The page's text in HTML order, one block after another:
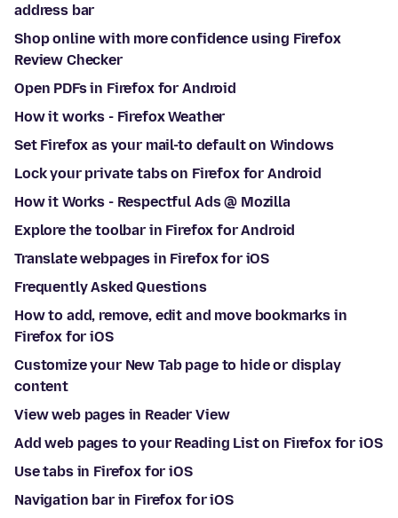
address bar
Shop online with more confidence using Firefox
Review Checker
Open PDFs in Firefox for Android
How it works - Firefox Weather
Set Firefox as your mail-to default on Windows
Lock your private tabs on Firefox for Android
How it Works - Respectful Ads @ Mozilla
Explore the toolbar in Firefox for Android
Translate webpages in Firefox for iOS
Frequently Asked Questions
How to add, remove, edit and move bookmarks in
Firefox for iOS
Customize your New Tab page to hide or display
content
View web pages in Reader View
Add web pages to your Reading List on Firefox for iOS
Use tabs in Firefox for iOS
Navigation bar in Firefox for iOS